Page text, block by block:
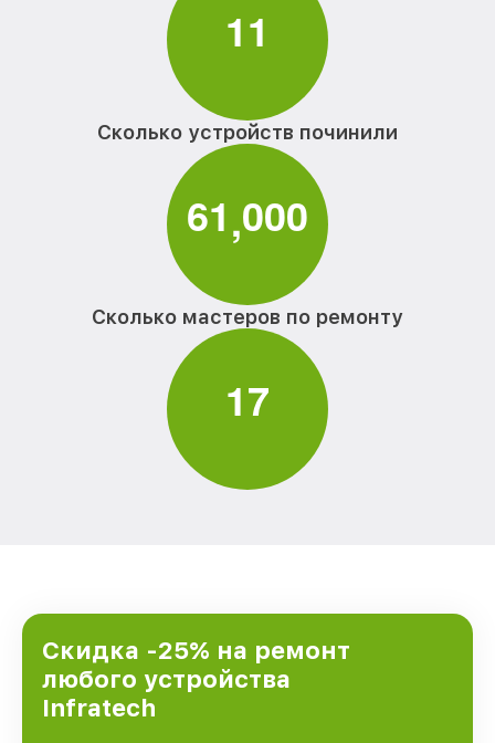
11
Сколько устройств починили
61,000
Сколько мастеров по ремонту
17
Скидка -25% на ремонт
любого устройства
Infratech